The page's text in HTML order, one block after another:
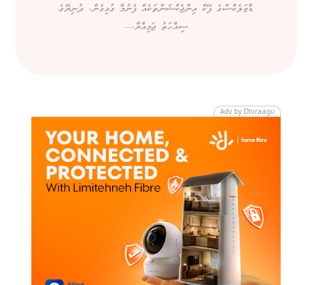
ޑާޒަލެކްސްގެ ފޭކް އިންޖެކްޝަންތަކެއް ފެނުމާ ގުޅިގެން، ދުނިޔޭގެ
ސިއްހަތު ޖަމިއްޔާ،...
Adv by Dhiraagu